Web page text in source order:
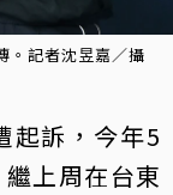
。記者沈昱嘉／攝
起訴，今年5
上周在台東